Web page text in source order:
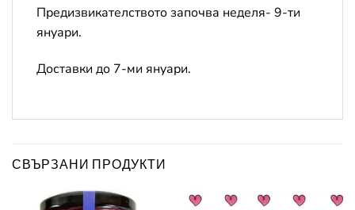
Предизвикателството започва неделя- 9-ти
януари.
Доставки до 7-ми януари.
СВЪРЗАНИ ПРОДУКТИ